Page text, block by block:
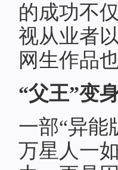
的成功不
视从业者
网生作品
“父王”变
一部“异能
万星人一